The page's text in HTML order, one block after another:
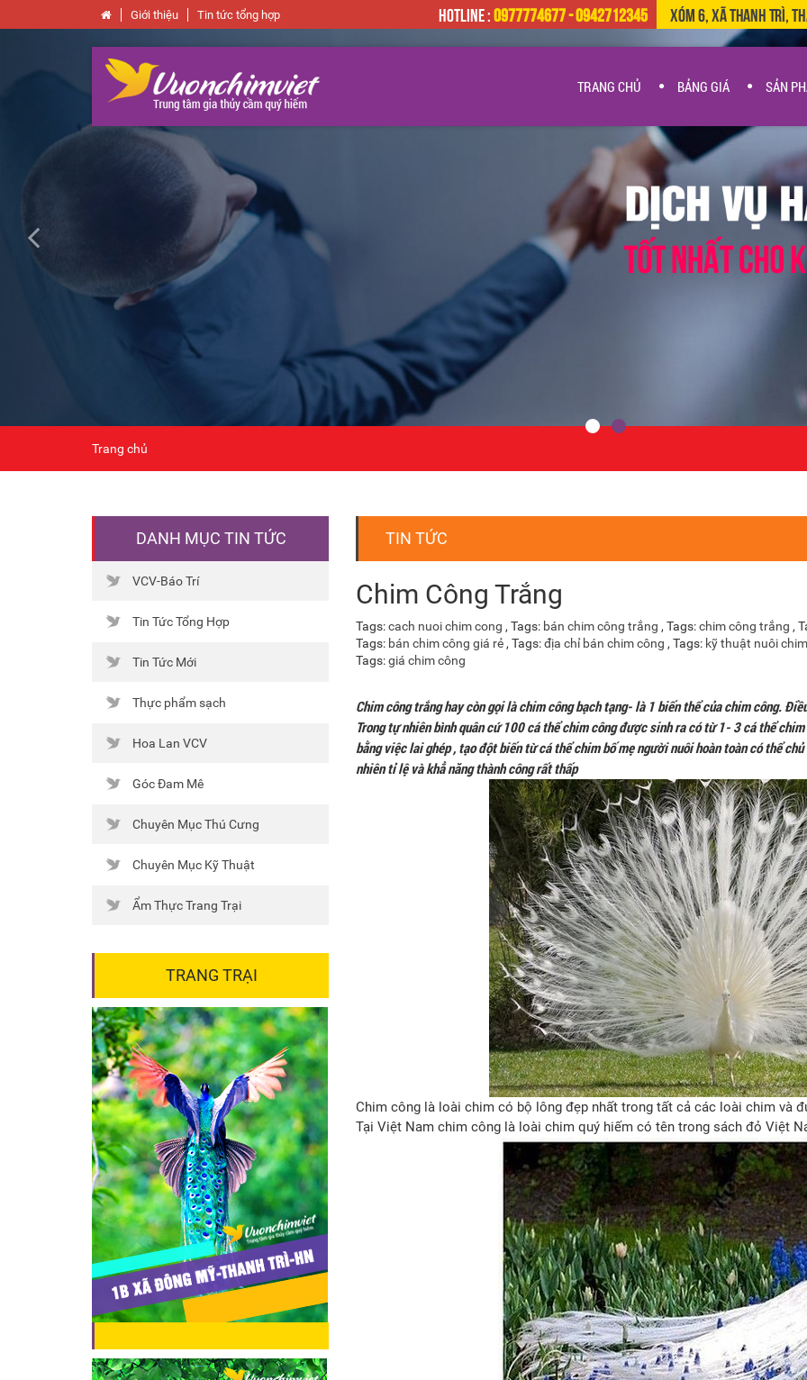
Giới thiệu Tin tức tổng hợp Xóm 6, Xã Thanh Trì,
HOTLINE :0977774677 - 0942712345
TRANG CHỦ BẢNG GIÁ SẢN
Trang chủ
DANH MỤC TIN TỨC
VCV-Báo Trí
Tin Tức Tổng Hợp
Tin Tức Mới
Thực phẩm sạch
Hoa Lan VCV
Góc Đam Mê
Chuyên Mục Thú Cưng
Chuyên Mục Kỹ Thuật
Ẩm Thực Trang Trại
TRANG TRẠI
TIN TỨC
Chim Công Trắng
Tags:cach nuoi chim cong , Tags: bán chim công trắng , Tags:chim công trắng ,
Tags: bán chim công giá rẻ , Tags:địa chỉ bán chim công , Tags: kỹ thuật nuôi
Tags:giá chim công
Chim công trắng hay còn gọi là chim công bạch tạng- là 1 biến thể của chim công.
Trong tự nhiên bình quân cứ 100 cá thể chim công được sinh ra có từ 1- 3 cá thể
bằng việc lai ghép , tạo đột biến từ cá thể chim bố mẹ người nuôi hoàn toàn có thể
nhiên tỉ lệ và khẳ năng thành công rất thấp
Chim công là loài chim có bộ lông đẹp nhất trong tất cả các loài chim và
Tại Việt Nam chim công là loài chim quý hiếm có tên trong sách đỏ Việt